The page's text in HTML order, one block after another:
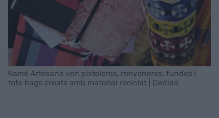
Ramé Artesana ven pistoleres, ronyoneres, fundes i
tote bags creats amb material reciclat | Cedida